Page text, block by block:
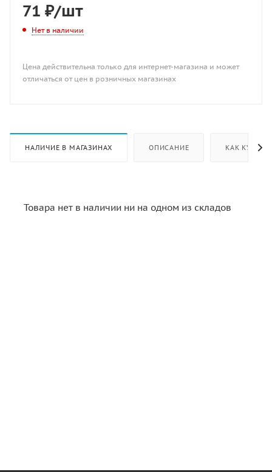
71 ₽/шт
Нет в наличии
Цена действительна только для интернет-магазина и может
отличаться от цен в розничных магазинах
НАЛИЧИЕ В МАГАЗИНАХ ОПИСАНИЕ КАК КУПИТЬ
Товара нет в наличии ни на одном из складов